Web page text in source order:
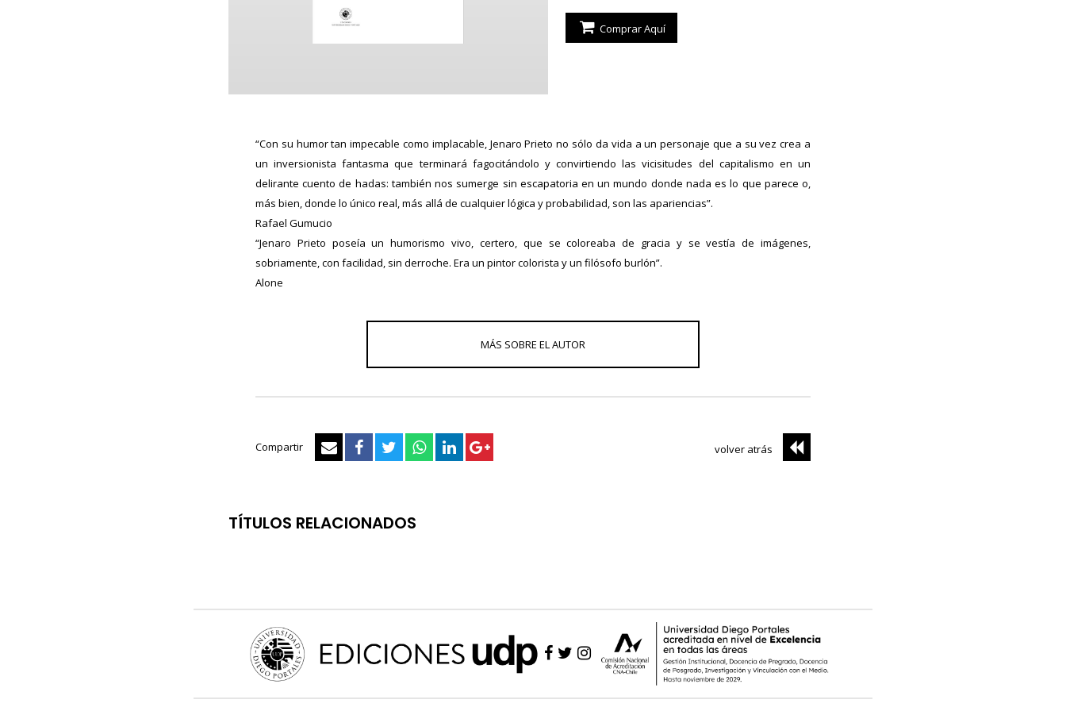
Comprar Aquí
“Con su humor tan impecable como implacable, Jenaro Prieto no sólo da vida a un personaje que a su vez crea a
un inversionista fantasma que terminará fagocitándolo y convirtiendo las vicisitudes del capitalismo en un
delirante cuento de hadas: también nos sumerge sin escapatoria en un mundo donde nada es lo que parece o,
más bien, donde lo único real, más allá de cualquier lógica y probabilidad, son las apariencias”.
Rafael Gumucio
“Jenaro Prieto poseía un humorismo vivo, certero, que se coloreaba de gracia y se vestía de imágenes,
sobriamente, con facilidad, sin derroche. Era un pintor colorista y un filósofo burlón”.
Alone
Compartir volver atrás
TÍTULOS RELACIONADOS